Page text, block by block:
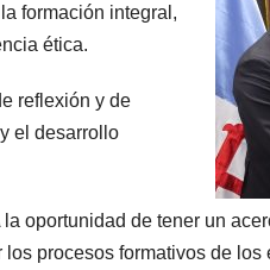
formación integral,
ética.
reflexión y de
el desarrollo
oportunidad de tener un
procesos formativos de